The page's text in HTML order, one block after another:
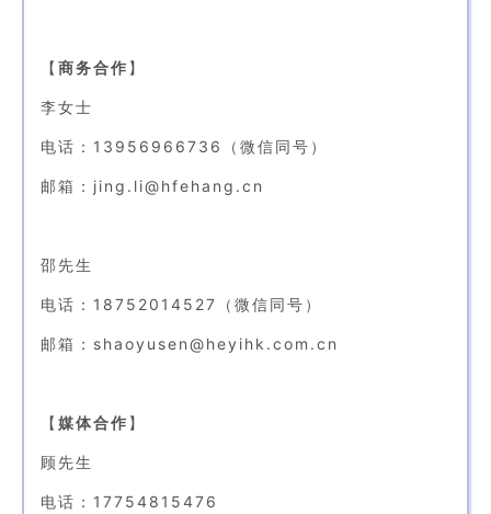
【 商务合作 】
李女士
电话：13956966736（微信同号）
邮箱：jing.li@hfehang.cn
邵先生
电话：18752014527（微信同号）
邮箱：shaoyusen@heyihk.com.cn
【 媒体合作 】
顾先生
电话：17754815476